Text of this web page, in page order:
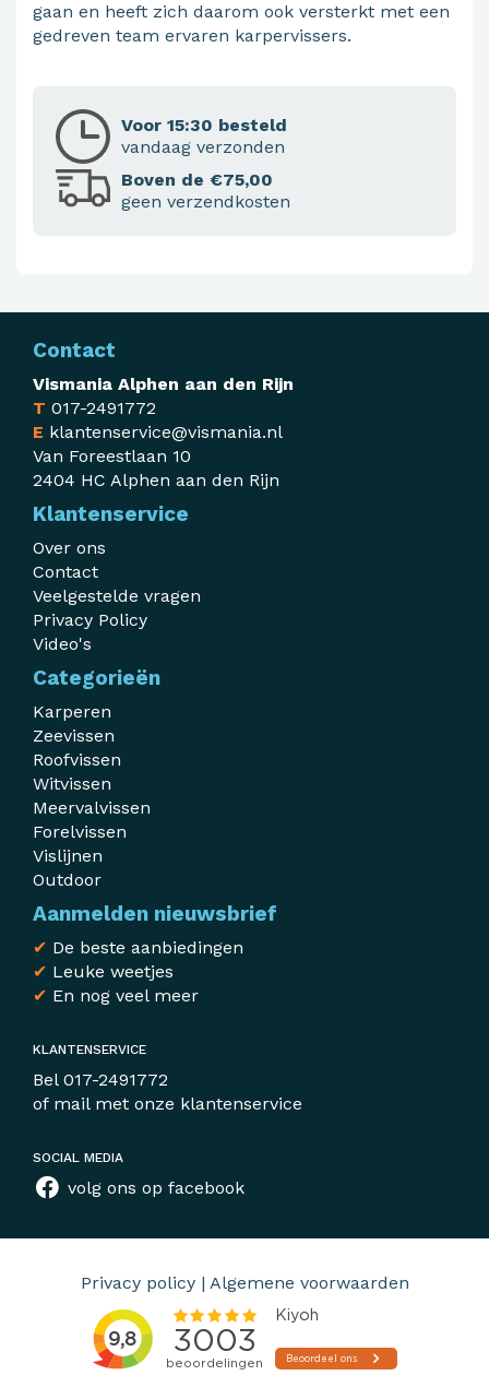
gaan en heeft zich daarom ook versterkt met een
gedreven team ervaren karpervissers.
Voor 15:30 besteld
vandaag verzonden
Boven de €75,00
geen verzendkosten
Contact
Vismania Alphen aan den Rijn
T 017-2491772
E klantenservice@vismania.nl
Van Foreestlaan 10
2404 HC Alphen aan den Rijn
Klantenservice
Over ons
Contact
Veelgestelde vragen
Privacy Policy
Video's
Categorieën
Karperen
Zeevissen
Roofvissen
Witvissen
Meervalvissen
Forelvissen
Vislijnen
Outdoor
Aanmelden nieuwsbrief
✔ De beste aanbiedingen
✔ Leuke weetjes
✔ En nog veel meer
KLANTENSERVICE
Bel 017-2491772
of mail met onze klantenservice
SOCIAL MEDIA
volg ons op facebook
Privacy policy| Algemene voorwaarden